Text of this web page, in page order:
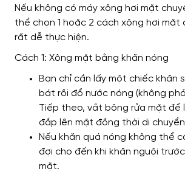
Nếu không có máy xông hơi mặt
thể chọn 1 hoặc 2 cách xông hơi mặt
rất dễ thực hiện.
Cách 1: Xông mặt bằng khăn nóng
Bạn chỉ cần lấy một chiếc khăn
bát rồi đổ nước nóng (không
Tiếp theo, vắt bông rửa mặt để
đắp lên mặt đồng thời di
Nếu khăn quá nóng không thể
đợi cho đến khi khăn nguội
mặt.